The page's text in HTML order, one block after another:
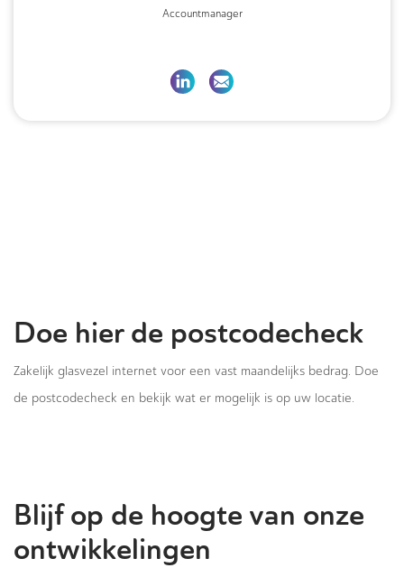
Accountmanager
Doe hier de postcodecheck
Zakelijk glasvezel internet voor een vast maandelijks bedrag. Doe
de postcodecheck en bekijk wat er mogelijk is op uw locatie.
Blijf op de hoogte van onze
ontwikkelingen